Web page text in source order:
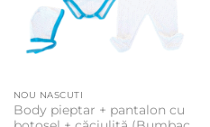
NOU NASCUTI
Body pieptar + pantalon cu